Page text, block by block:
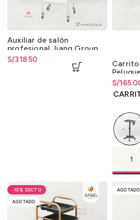
Auxiliar de salón
profesional Jiang Group
con ruedas 360°
S/318.50
S/
Rango
S/
-15%
AGOTADO
AGOTADO